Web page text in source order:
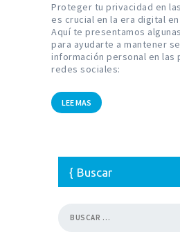
Proteger tu privacidad en
es crucial en la era digital
Aquí te presentamos
para ayudarte a mantener
información personal en las
redes sociales:
LEE MAS
Buscar